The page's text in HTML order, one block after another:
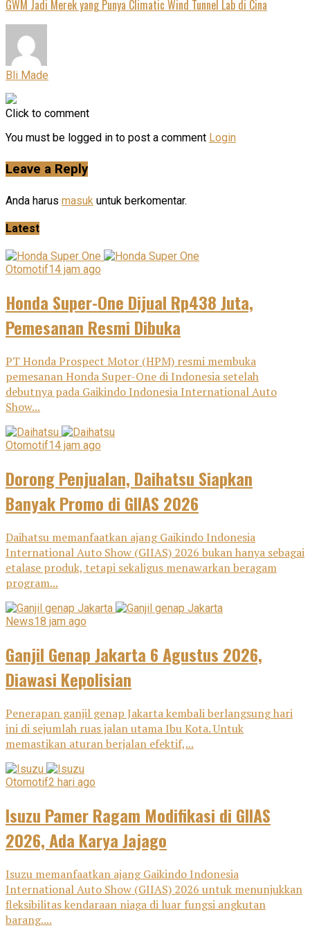
GWM Jadi Merek yang Punya Climatic Wind Tunnel Lab di Cina
Bli Made
Click to comment
You must be logged in to post a comment Login
Leave a Reply
Anda harus masuk untuk berkomentar.
Latest
Otomotif14 jam ago
Honda Super-One Dijual Rp438 Juta,
Pemesanan Resmi Dibuka
PT Honda Prospect Motor (HPM) resmi membuka
pemesanan Honda Super-One di Indonesia setelah
debutnya pada Gaikindo Indonesia International Auto
Show...
Otomotif14 jam ago
Dorong Penjualan, Daihatsu Siapkan
Banyak Promo di GIIAS 2026
Daihatsu memanfaatkan ajang Gaikindo Indonesia
International Auto Show (GIIAS) 2026 bukan hanya sebagai
etalase produk, tetapi sekaligus menawarkan beragam
program...
News18 jam ago
Ganjil Genap Jakarta 6 Agustus 2026,
Diawasi Kepolisian
Penerapan ganjil genap Jakarta kembali berlangsung hari
ini di sejumlah ruas jalan utama Ibu Kota. Untuk
memastikan aturan berjalan efektif,...
Otomotif2 hari ago
Isuzu Pamer Ragam Modifikasi di GIIAS
2026, Ada Karya Jajago
Isuzu memanfaatkan ajang Gaikindo Indonesia
International Auto Show (GIIAS) 2026 untuk menunjukkan
fleksibilitas kendaraan niaga di luar fungsi angkutan
barang....